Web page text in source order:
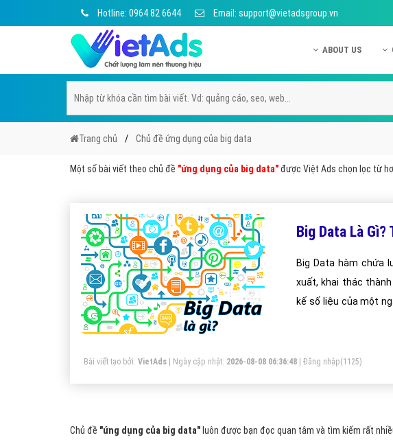
Hotline: 0964 82 6644 Email: support@vietadsgroup.vn
ABOUT US
Trang chủ Chủ đề ứng dụng của big data
Một số bài viết theo chủ đề "ứng dụng của big data"được Việt Ads chọn lọc từ
Big Data Là Gì?
Big Data hàm chứa
xuất, khai thác
kế số liệu của một
Data là gì?.
Bài viết tạo bởi: VietAds | Ngày cập nhật: 2026-08-08 06:36:48 Đăng nhập(1125)
Chủ đề "ứng dụng của big data" luôn được bạn đọc quan tâm và tìm kiếm rất